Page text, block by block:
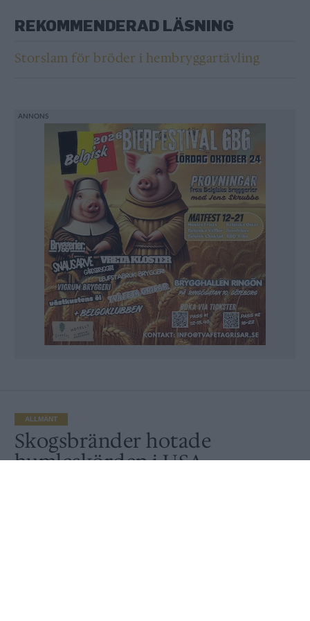
REKOMMENDERAD LÄSNING
Storslam för bröder i hembryggartävling
ALLMÄNT
Skogsbränder hotade
humleskörden i USA